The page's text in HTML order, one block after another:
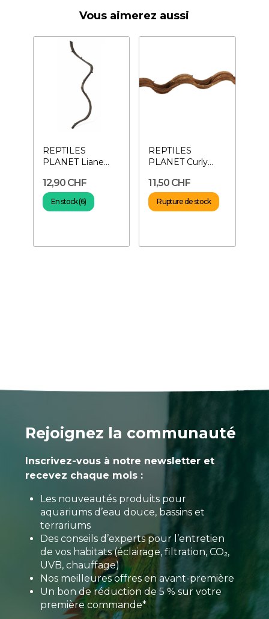
Vous aimerez aussi
REPTILES
PLANET Liane
cm- Décoration
pour...
12,90 CHF
En stock (6)
REPTILES
PLANET Curly
Branche pour
terrarium
11,50 CHF
Rupture de stock
Rejoignez la communauté
Inscrivez-vous à notre newsletter et
recevez chaque mois :
Les nouveautés produits pour
aquariums d’eau douce, bassins et
terrariums
Des conseils d’experts pour l’entretien
de vos habitats (éclairage, filtration, CO₂,
UVB, chauffage)
Nos meilleures offres en avant-première
Un bon de réduction de 5 % sur votre
première commande*